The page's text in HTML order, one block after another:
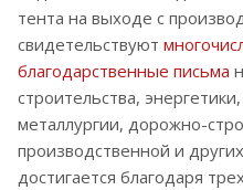
тента на выходе с
свидетельствуют
благодарственные письма
строительства,
металлургии, дорожно-
производственной и
достигается благодаря